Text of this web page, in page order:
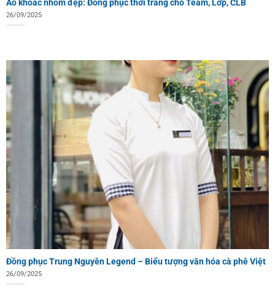
Áo khoác nhóm đẹp: Đồng phục thời trang cho Team, Lớp, CLB
26/09/2025
Đồng phục Trung Nguyên Legend – Biểu tượng văn hóa cà phê Việt
26/09/2025